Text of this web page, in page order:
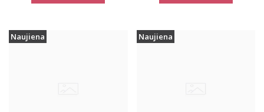
Naujiena Naujiena